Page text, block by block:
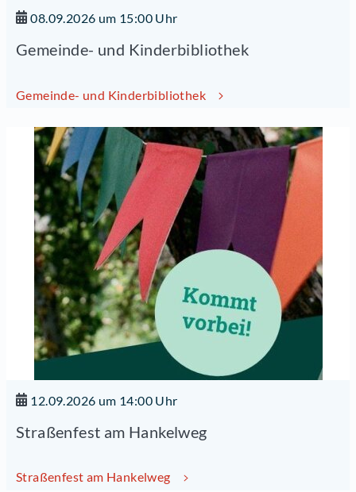
08.09.2026 um 15:00 Uhr
Gemeinde- und Kinderbibliothek
Gemeinde- und Kinderbibliothek
12.09.2026 um 14:00 Uhr
Straßenfest am Hankelweg
Straßenfest am Hankelweg